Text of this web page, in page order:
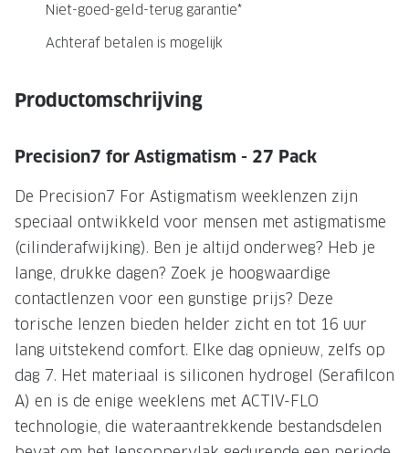
BRILLENGLAZEN
Nikon brillenglazen
Transitions brillenglazen
Niet-goed-geld-terug garantie*
Achteraf betalen is mogelijk
Productomschrijving
Precision7 for Astigmatism - 27 Pack
De Precision7 For Astigmatism weeklenzen zijn
speciaal ontwikkeld voor mensen met astigmatisme
(cilinderafwijking). Ben je altijd onderweg? Heb je
lange, drukke dagen? Zoek je hoogwaardige
contactlenzen voor een gunstige prijs? Deze
torische lenzen bieden helder zicht en tot 16 uur
lang uitstekend comfort. Elke dag opnieuw, zelfs op
dag 7. Het materiaal is siliconen hydrogel (Serafilcon
A) en is de enige weeklens met ACTIV-FLO
technologie, die wateraantrekkende bestandsdelen